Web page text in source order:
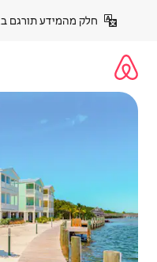
אוטומטי. להצגה בשפת המקור
להציע את הבית ב-Airbnb